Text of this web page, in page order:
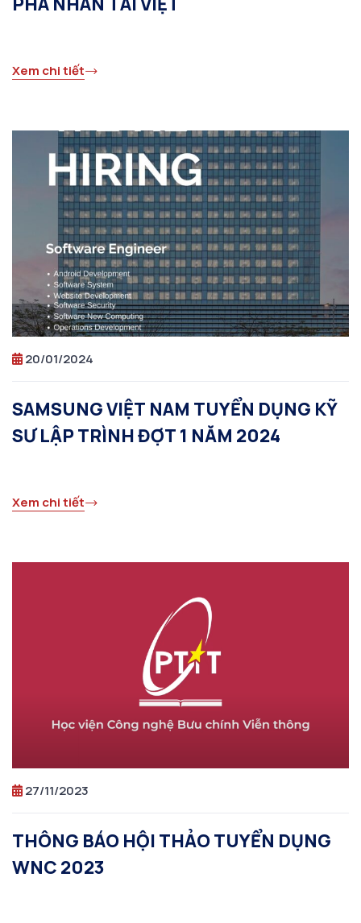
Xem chi tiết
20/01/2024
SAMSUNG VIỆT NAM TUYỂN DỤNG KỸ
SƯ LẬP TRÌNH ĐỢT 1 NĂM 2024
Xem chi tiết
27/11/2023
THÔNG BÁO HỘI THẢO TUYỂN DỤNG
WNC 2023